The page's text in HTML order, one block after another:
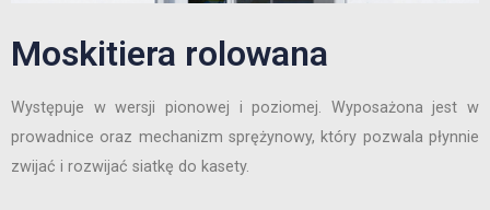
Moskitiera rolowana
Występuje w wersji pionowej i poziomej. Wyposażona jest w
prowadnice oraz mechanizm sprężynowy, który pozwala płynnie
zwijać i rozwijać siatkę do kasety.